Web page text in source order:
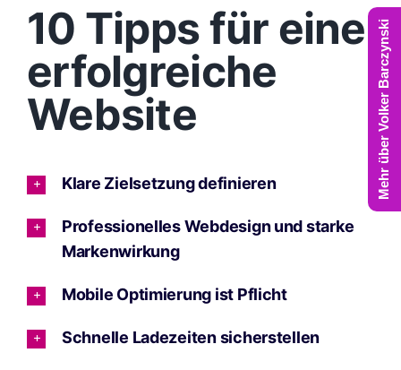
10 Tipps für eine
erfolgreiche
Website
Klare Zielsetzung definieren
Professionelles Webdesign und starke
Markenwirkung
Mobile Optimierung ist Pflicht
Schnelle Ladezeiten sicherstellen
Mehr über Volker Barczynski